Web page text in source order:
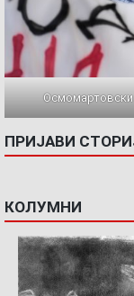
ПРИЈАВИ
КОЛУМНИ